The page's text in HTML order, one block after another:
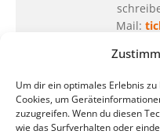
Um dir ein optimales Erlebnis
Cookies, um
zuzugreifen. Wenn du diesen
wie das Surfverhalten oder
Mail:
unsere
in der